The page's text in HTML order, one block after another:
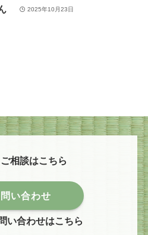
2025年10月23日
相談はこちら
い合わせ
い合わせはこちら